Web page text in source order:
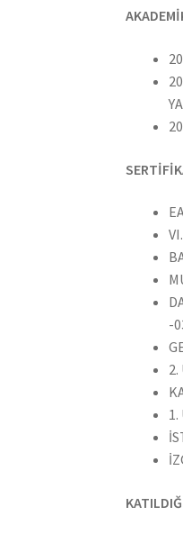
-
2.
1.